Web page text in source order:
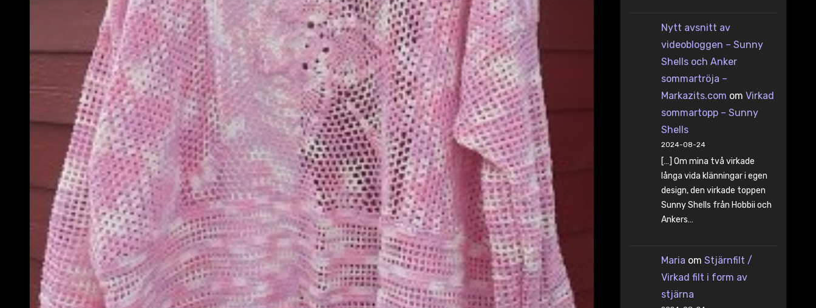
Nytt avsnitt av
videobloggen – Sunny
Shells och Anker
sommartröja –
Markazits.com om Virkad
sommartopp – Sunny
Shells
2024-08-24
[…] Om mina två virkade
långa vida klänningar i egen
design, den virkade toppen
Sunny Shells från Hobbii och
Ankers…
Maria om Stjärnfilt /
Virkad filt i form av
stjärna